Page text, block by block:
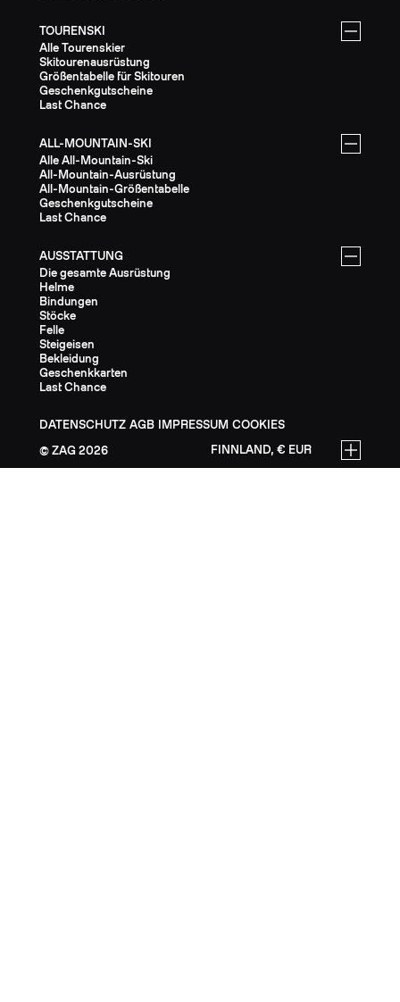
TOURENSKI
Alle Tourenskier
Skitourenausrüstung
Größentabelle für Skitouren
Geschenkgutscheine
Last Chance
ALL-MOUNTAIN-SKI
Alle All-Mountain-Ski
All-Mountain-Ausrüstung
All-Mountain-Größentabelle
Geschenkgutscheine
Last Chance
AUSSTATTUNG
Die gesamte Ausrüstung
Helme
Bindungen
Stöcke
Felle
Steigeisen
Bekleidung
Geschenkkarten
Last Chance
DATENSCHUTZ AGB IMPRESSUM COOKIES
ZAG 2026 FINNLAND, € EUR